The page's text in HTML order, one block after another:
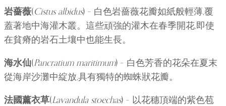
岩薔薇(Cistus albidus) – 白色岩薔薇花瓣如紙般輕薄,覆
蓋著地中海灌木叢。這些頑強的灌木在春季開花,即使
在貧瘠的岩石土壤中也能生長。
海水仙 (Pancratium maritimum) – 白色芳香的花朵在夏末
從海岸沙灘中綻放,具有獨特的蜘蛛狀花瓣。
法國薰衣草(Lavandula stoechas) – 以花穗頂端的紫色苞